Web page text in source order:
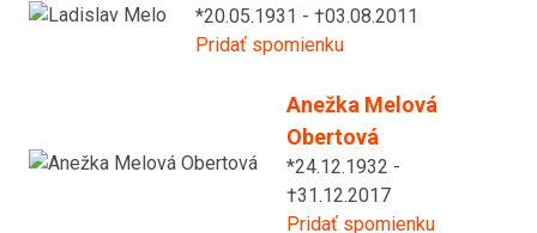
*20.05.1931 - †03.08.2011
Pridať spomienku
Anežka Melová
Obertová
*24.12.1932 -
†31.12.2017
Pridať spomienku